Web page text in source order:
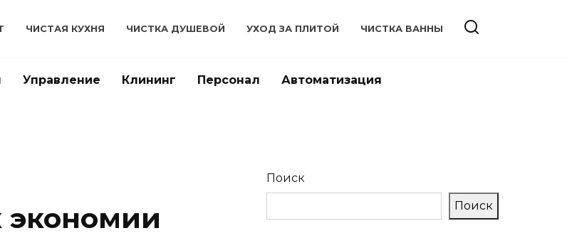
ЧИСТАЯ КУХНЯ ЧИСТКА ДУШЕВОЙ УХОД ЗА ПЛИТОЙ ЧИСТКА ВАННЫ
Управление Клининг Персонал Автоматизация
экономии
Поиск
Поиск